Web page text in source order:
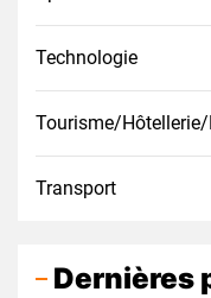
Technologie
Tourisme/
Transport
Dernières